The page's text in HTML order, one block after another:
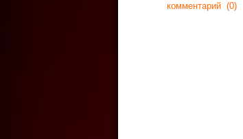
комментарий (0)